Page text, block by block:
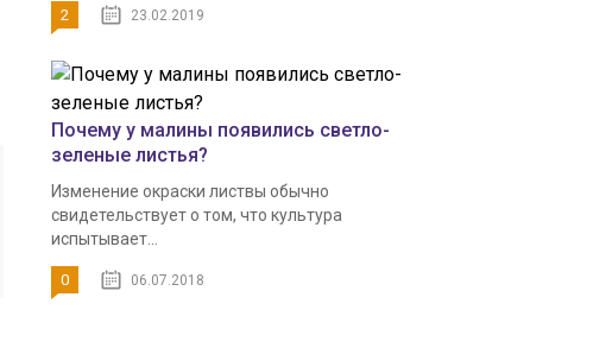
2 23.02.2019
Почему у малины появились светло-
зеленые листья?
Изменение окраски листвы обычно
свидетельствует о том, что культура
испытывает...
0 06.07.2018